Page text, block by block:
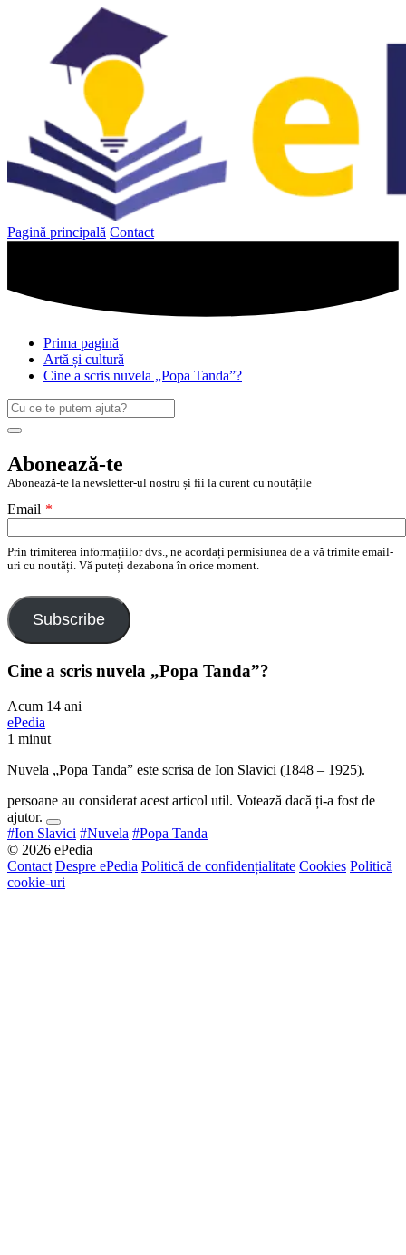
Pagină principală Contact
Prima pagină
Artă și cultură
Cine a scris nuvela „Popa Tanda”?
Caută
după:
Search
Abonează-te
Abonează-te la newsletter-ul nostru și fii la curent cu noutățile
Email *
Prin trimiterea informațiilor dvs., ne acordați permisiunea de a vă trimite email-
uri cu noutăți. Vă puteți dezabona în orice moment.
Subscribe
Cine a scris nuvela „Popa Tanda”?
Acum 14 ani
ePedia
1 minut
Nuvela „Popa Tanda” este scrisa de Ion Slavici (1848 – 1925).
persoane au considerat acest articol util. Votează dacă ți-a fost de
ajutor.
#Ion Slavici #Nuvela #Popa Tanda
© 2026 ePedia
Contact Despre ePedia Politică de confidențialitate Cookies Politică
cookie-uri